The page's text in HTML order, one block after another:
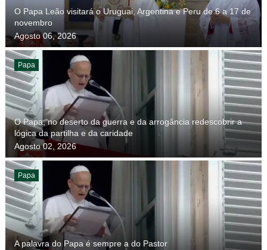
O Papa Leão visitará o Uruguai, Argentina e Peru de 6 a 17 de
novembro
Agosto 06, 2026
Papa
O Papa, no deserto da guerra e da arrogância redescobrir a
lógica da partilha e da caridade
Agosto 02, 2026
Papa
A palavra do Papa é sempre a do Pastor